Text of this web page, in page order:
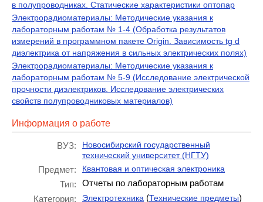
в полупроводниках. Статические характеристики оптопар
Электрорадиоматериалы: Методические указания к
лабораторным работам № 1-4 (Обработка результатов
измерений в программном пакете Origin. Зависимость tg d
диэлектрика от напряжения в сильных электрических полях)
Электрорадиоматериалы: Методические указания к
лабораторным работам № 5-9 (Исследование электрической
прочности диэлектриков. Исследование электрических
свойств полупроводниковых материалов)
Информация о работе
ВУЗ:
Новосибирский государственный
технический университет (НГТУ)
Предмет: Квантовая и оптическая электроника
Тип:
Отчеты по лабораторным работам
Категория:
Электротехника (Технические предметы)